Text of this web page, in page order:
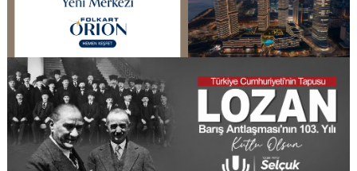
Çerez Politikası
Künye
Ankara
TBMM